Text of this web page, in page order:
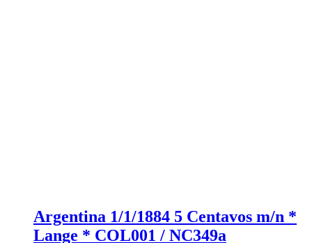
Argentina 1/1/1884 5 Centavos m/n *
Lange * COL001 / NC349a